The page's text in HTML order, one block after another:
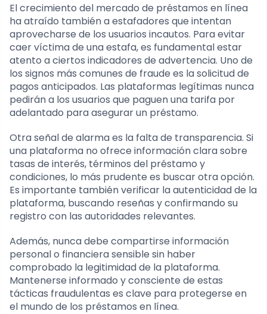
El crecimiento del mercado de préstamos en línea
ha atraído también a estafadores que intentan
aprovecharse de los usuarios incautos. Para evitar
caer víctima de una estafa, es fundamental estar
atento a ciertos indicadores de advertencia. Uno de
los signos más comunes de fraude es la solicitud de
pagos anticipados. Las plataformas legítimas nunca
pedirán a los usuarios que paguen una tarifa por
adelantado para asegurar un préstamo.
Otra señal de alarma es la falta de transparencia. Si
una plataforma no ofrece información clara sobre
tasas de interés, términos del préstamo y
condiciones, lo más prudente es buscar otra opción.
Es importante también verificar la autenticidad de la
plataforma, buscando reseñas y confirmando su
registro con las autoridades relevantes.
Además, nunca debe compartirse información
personal o financiera sensible sin haber
comprobado la legitimidad de la plataforma.
Mantenerse informado y consciente de estas
tácticas fraudulentas es clave para protegerse en
el mundo de los préstamos en línea.